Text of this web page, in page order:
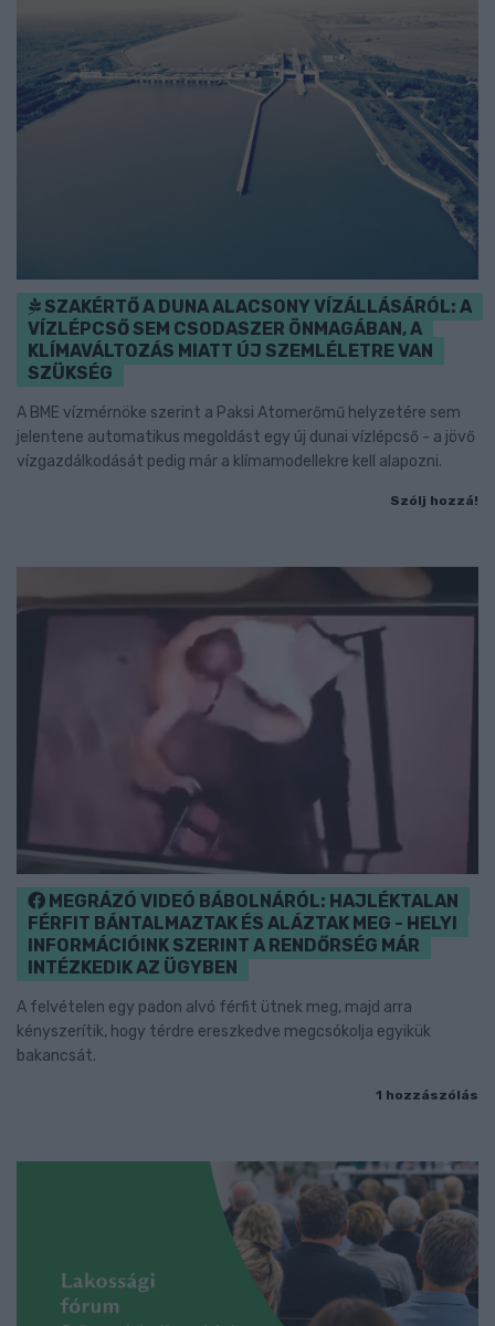
SZAKÉRTŐ A DUNA ALACSONY VÍZÁLLÁSÁRÓL: A
VÍZLÉPCSŐ SEM CSODASZER ÖNMAGÁBAN, A
KLÍMAVÁLTOZÁS MIATT ÚJ SZEMLÉLETRE VAN
SZÜKSÉG
A BME vízmérnöke szerint a Paksi Atomerőmű helyzetére sem
jelentene automatikus megoldást egy új dunai vízlépcső - a jövő
vízgazdálkodását pedig már a klímamodellekre kell alapozni.
Szólj hozzá!
MEGRÁZÓ VIDEÓ BÁBOLNÁRÓL: HAJLÉKTALAN
FÉRFIT BÁNTALMAZTAK ÉS ALÁZTAK MEG - HELYI
INFORMÁCIÓINK SZERINT A RENDŐRSÉG MÁR
INTÉZKEDIK AZ ÜGYBEN
A felvételen egy padon alvó férfit ütnek meg, majd arra
kényszerítik, hogy térdre ereszkedve megcsókolja egyikük
bakancsát.
1 hozzászólás